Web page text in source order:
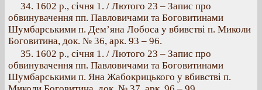
34. 1602 р., січня 1. / Лютого 23 – Запис про
обвинувачення пп. Павловичами та Боговитинами
Шумбарськими п. Дем’яна Лобоса у вбивстві п. Миколи
Боговитина, док. № 36, арк. 93 – 96.
35. 1602 р., січня 1. / Лютого 23 – Запис про
обвинувачення пп. Павловичами та Боговитинами
Шумбарськими п. Яна Жабокрицького у вбивстві п.